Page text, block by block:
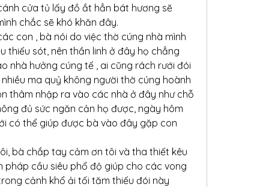
cửa tủ lấy đồ ắt hẳn bát hương sẽ
chắc sẽ khó khăn đây.
con , bà nói do việc thờ cúng nhà mình
thiếu sót, nên thần linh ở đây họ chẳng
nhà hưởng cúng tế , ai cũng rách rưới đói
ma quỷ không người thờ cúng hoành
thâm nhập ra vào các nhà ở đây như chỗ
đủ sức ngăn cản họ được, ngày hôm
có thể giúp được bà vào đây gặp con
bà chắp tay cảm ơn tôi và tha thiết kêu
cầu siêu phổ độ giúp cho các vong
cảnh khổ ải tối tăm thiếu đói này